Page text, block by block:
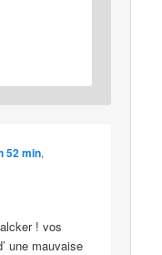
52 min,
! vos
une mauvaise